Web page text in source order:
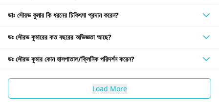
ডাঃ সৌরভ কুমার কি ধরনের চিকিৎসা প্রদান করেন?
ডঃ সৌরভ কুমারের কত বছরের অভিজ্ঞতা আছে?
ডঃ সৌরভ কুমার কোন হাসপাতাল/ক্লিনিক পরিদর্শন করেন?
Load More